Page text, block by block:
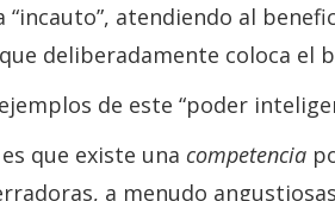
“incauto”, atendiendo al
deliberadamente coloca el
de este “poder
que existe una competencia
a menudo